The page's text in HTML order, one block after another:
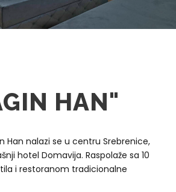
HAN"
Han nalazi se u centru Srebrenice,
hotel Domavija. Raspolaže sa 10
i restoranom tradicionalne